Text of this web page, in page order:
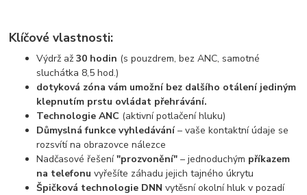
Klíčové vlastnosti:
Výdrž až 30 hodin (s pouzdrem, bez ANC, samotné
sluchátka 8,5 hod.)
dotyková zóna vám umožní bez dalšího otálení jediným
klepnutím prstu ovládat přehrávání.
Technologie ANC (aktivní potlačení hluku)
Důmyslná funkce vyhledávání– vaše kontaktní údaje se
rozsvítí na obrazovce nálezce
Nadčasové řešení"prozvonění" – jednoduchým příkazem
na telefonu vyřešíte záhadu jejich tajného úkrytu
Špičková technologie DNN vytěsní okolní hluk v pozadí